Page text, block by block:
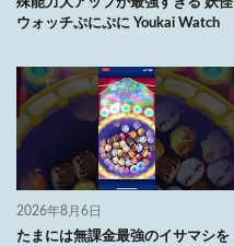
ウォッチぷにぷに Youkai Watch
2026年8月6日
たまには無課金最強のイサマシを